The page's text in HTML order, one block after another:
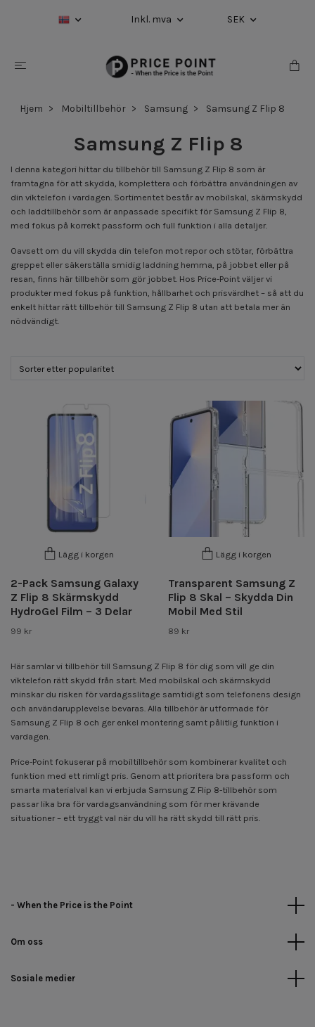
Inkl. mva SEK
Hjem Mobiltillbehör Samsung Samsung Z Flip 8
Samsung Z Flip 8
I denna kategori hittar du tillbehör till Samsung Z Flip 8 som är
framtagna för att skydda, komplettera och förbättra användningen av
din viktelefon i vardagen. Sortimentet består av mobilskal, skärmskydd
och laddtillbehör som är anpassade specifikt för Samsung Z Flip 8,
med fokus på korrekt passform och full funktion i alla detaljer.
Oavsett om du vill skydda din telefon mot repor och stötar, förbättra
greppet eller säkerställa smidig laddning hemma, på jobbet eller på
resan, finns här tillbehör som gör jobbet. Hos Price-Point väljer vi
produkter med fokus på funktion, hållbarhet och prisvärdhet – så att du
enkelt hittar rätt tillbehör till Samsung Z Flip 8 utan att betala mer än
nödvändigt.
Lägg i korgen
2-Pack Samsung Galaxy
Z Flip 8 Skärmskydd
HydroGel Film – 3 Delar
99 kr
Lägg i korgen
Transparent Samsung Z
Flip 8 Skal – Skydda Din
Mobil Med Stil
89 kr
Här samlar vi tillbehör till Samsung Z Flip 8 för dig som vill ge din
viktelefon rätt skydd från start. Med mobilskal och skärmskydd
minskar du risken för vardagsslitage samtidigt som telefonens design
och användarupplevelse bevaras. Alla tillbehör är utformade för
Samsung Z Flip 8 och ger enkel montering samt pålitlig funktion i
vardagen.
Price-Point fokuserar på mobiltillbehör som kombinerar kvalitet och
funktion med ett rimligt pris. Genom att prioritera bra passform och
smarta materialval kan vi erbjuda Samsung Z Flip 8-tillbehör som
passar lika bra för vardagsanvändning som för mer krävande
situationer – ett tryggt val när du vill ha rätt skydd till rätt pris.
- When the Price is the Point
Om oss
Sosiale medier